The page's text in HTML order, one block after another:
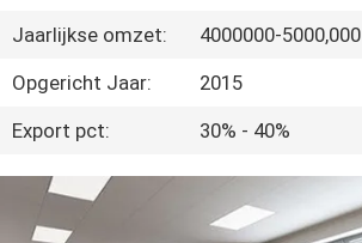
KWALITEITSCONTROLE
CONTACTEER
ONS
NIEUWS
Jaarlijkse omzet:
4000000-5000,000
Opgericht Jaar:
2015
Export pct:
30% - 40%